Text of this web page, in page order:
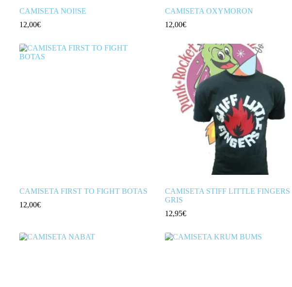
CAMISETA NOI!SE
12,00€
CAMISETA OXYMORON
12,00€
CAMISETA FIRST TO FIGHT BOTAS
12,00€
CAMISETA STIFF LITTLE FINGERS
GRIS
12,95€